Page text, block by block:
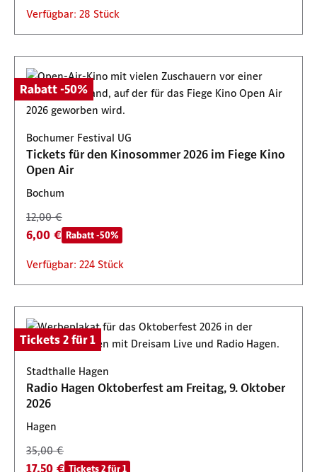
Verfügbar: 28 Stück
Rabatt -50%
Bochumer Festival UG
Tickets für den Kinosommer 2026 im Fiege Kino
Open Air
Bochum
12,00 €
6,00 € Rabatt -50%
Verfügbar: 224 Stück
Tickets 2 für 1
Stadthalle Hagen
Radio Hagen Oktoberfest am Freitag, 9. Oktober
2026
Hagen
35,00 €
17,50 € Tickets 2 für 1